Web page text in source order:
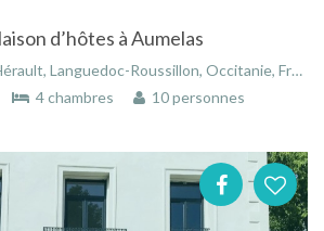
d’hôtes à Aumelas
Languedoc-Roussillon, Occitanie, France
4 chambres 10 personnes